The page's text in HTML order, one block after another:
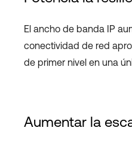
El ancho de banda IP
conectividad de red
de primer nivel en una
Aumentar la